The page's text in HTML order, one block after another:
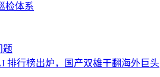
检体系
题
排行榜出炉，国产双雄干翻海外巨头